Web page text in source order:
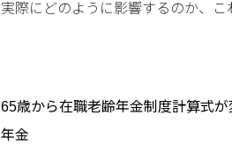
実際にどのように影響するのか、こ
65歳から在職老齢年金制度計算式が
年金